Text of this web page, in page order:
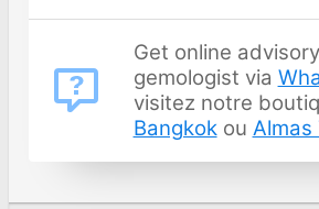
Get online
gemologist via
visitez notre
Bangkokou Almas